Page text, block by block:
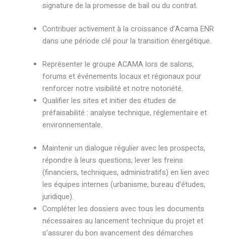
signature de la promesse de bail ou du contrat.
Contribuer activement à la croissance d’Acama ENR
dans une période clé pour la transition énergétique.
Représenter le groupe ACAMA lors de salons,
forums et événements locaux et régionaux pour
renforcer notre visibilité et notre notoriété.
Qualifier les sites et initier des études de
préfaisabilité : analyse technique, réglementaire et
environnementale.
Maintenir un dialogue régulier avec les prospects,
répondre à leurs questions, lever les freins
(financiers, techniques, administratifs) en lien avec
les équipes internes (urbanisme, bureau d’études,
juridique).
Compléter les dossiers avec tous les documents
nécessaires au lancement technique du projet et
s’assurer du bon avancement des démarches